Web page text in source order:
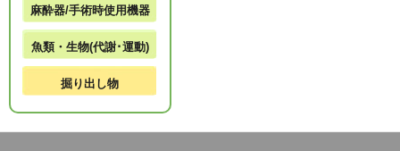
麻酔器/手術時使用機器
魚類・生物(代謝･運動)
掘り出し物